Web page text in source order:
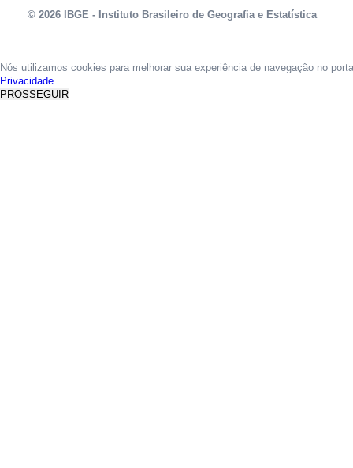
© 2026 IBGE - Instituto Brasileiro de Geografia e Estatística
Nós utilizamos cookies para melhorar sua experiência de navegação no
Privacidade.
PROSSEGUIR